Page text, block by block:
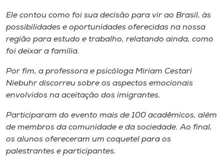
Ele contou como foi sua decisão para vir ao Brasil, às
possibilidades e oportunidades oferecidas na nossa
região para estudo e trabalho, relatando ainda​,​ como
foi deixar a família.
Por fim, a professora e psicóloga Miriam Cestari
Niebuhr ​discorreu​ sobre os aspectos emocionais
envolvidos na aceitação dos imigrantes.
Participaram do evento mais de 100 acadêmicos, ​além
de ​membros da comunidade e da sociedade. ​A​o final,
os alunos ofereceram um ​coquetel para os
palestrantes e participantes.